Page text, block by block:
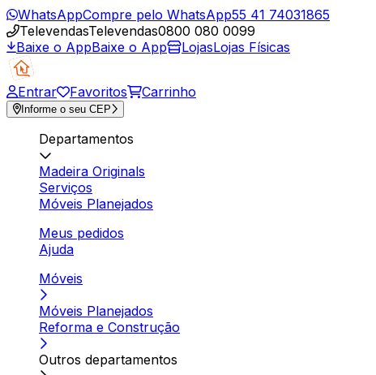
WhatsAppCompre pelo WhatsApp55 41 74031865
TelevendasTelevendas0800 080 0099
Baixe o AppBaixe o App LojasLojas Físicas
Entrar Favoritos Carrinho
Informe o seu CEP
Departamentos
Madeira Originals
Serviços
Móveis Planejados
Meus pedidos
Ajuda
Móveis
Móveis Planejados
Reforma e Construção
Outros departamentos